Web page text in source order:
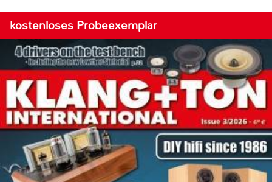
kostenloses Probeexemplar